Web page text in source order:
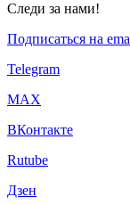
Следи за нами!
Подписаться на
Telegram
МАХ
ВКонтакте
Rutube
Дзен